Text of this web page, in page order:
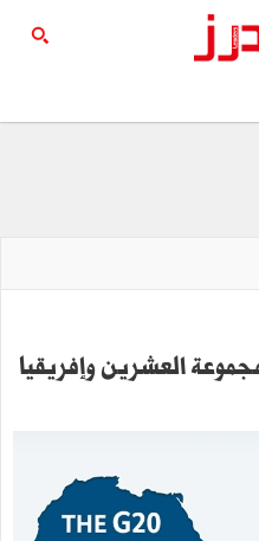
العشرين وإفريقيا